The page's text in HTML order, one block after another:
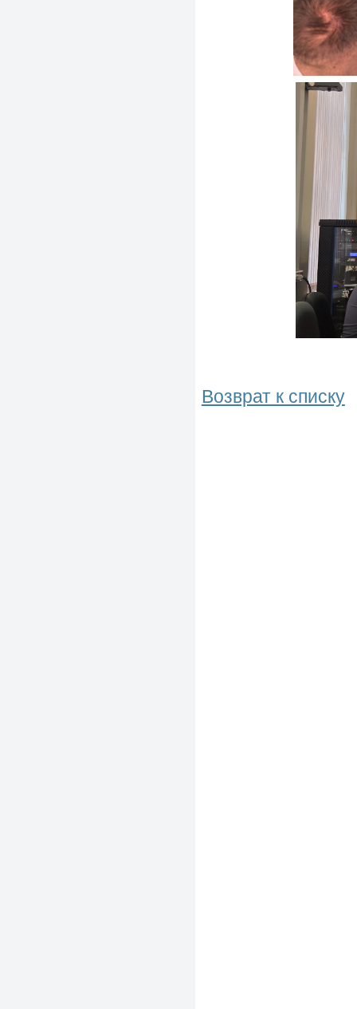
Возврат к списку